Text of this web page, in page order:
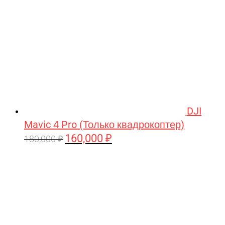
DJI
Mavic 4 Pro (Только квадрокоптер)
180,000₽ Первоначальная
160,000 ₽